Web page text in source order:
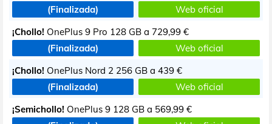
(Finalizada)
Web oficial
¡Chollo! OnePlus 9 Pro 128 GB a 729,99 €
(Finalizada)
Web oficial
¡Chollo! OnePlus Nord 2 256 GB a 439 €
(Finalizada)
Web oficial
¡Semichollo! OnePlus 9 128 GB a 569,99 €